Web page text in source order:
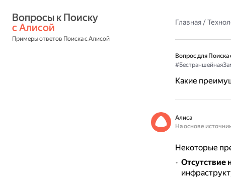
с Алисой
Примеры ответов Поиска с Алисой
Главная/
Вопрос для Поиска
Какие
Алиса
На основе
Некоторые
Отсутствие